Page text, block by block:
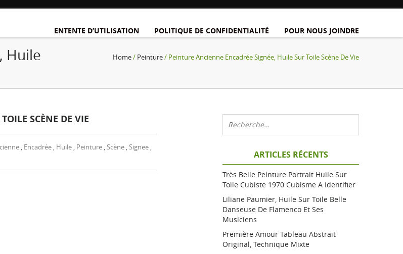
ENTENTE D’UTILISATION
POLITIQUE DE CONFIDENTIALITÉ POUR NOUS JOINDRE
Huile
Home/ Peinture/ Peinture Ancienne Encadrée Signée, Huile Sur Toile Scène De Vie
SCÈNE DE VIE
, Encadrée , Huile , Peinture ,Scène ,Signee ,
ARTICLES RÉCENTS
Très Belle Peinture Portrait Huile Sur
Toile Cubiste 1970 Cubisme A Identifier
Liliane Paumier, Huile Sur Toile Belle
Danseuse De Flamenco Et Ses
Musiciens
Première Amour Tableau Abstrait
Original, Technique Mixte